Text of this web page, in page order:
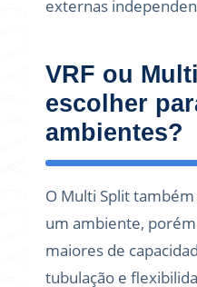
externas
VRF ou
escolher
ambientes?
O Multi Split
um ambiente,
maiores de
tubulação e